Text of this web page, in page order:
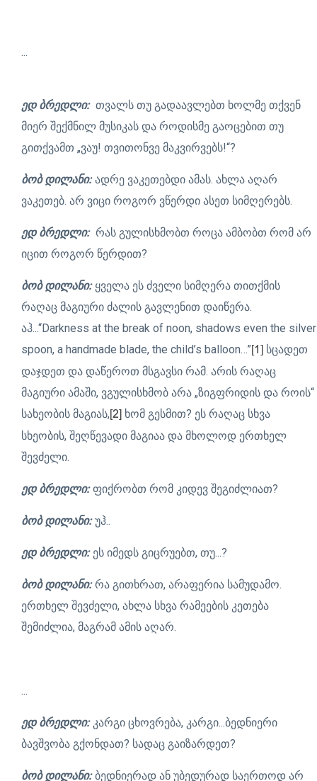
...
ედ ბრედლი:თვალს თუ გადაავლებთ ხოლმე თქვენ
მიერ შექმნილ მუსიკას და როდისმე გაოცებით თუ
გითქვამთ „ვაუ! თვითონვე მაკვირვებს!“?
ბობ დილანი:ადრე ვაკეთებდი ამას. ახლა აღარ
ვაკეთებ. არ ვიცი როგორ ვწერდი ასეთ სიმღერებს.
ედ ბრედლი:რას გულისხმობთ როცა ამბობთ რომ არ
იცით როგორ წერდით?
ბობ დილანი:ყველა ეს ძველი სიმღერა თითქმის
რაღაც მაგიური ძალის გავლენით დაიწერა.
აჰ...“Darkness at the break of noon, shadows even the silver
spoon, a handmade blade, the child’s balloon…”[1] სცადეთ
დაჯდეთ და დაწეროთ მსგავსი რამ. არის რაღაც
მაგიური ამაში, ვგულისხმობ არა „ზიგფრიდის და როის“
სახეობის მაგიას,[2] ხომ გესმით? ეს რაღაც სხვა
სხეობის, შეღწევადი მაგიაა და მხოლოდ ერთხელ
შევძელი.
ედ ბრედლი:ფიქრობთ რომ კიდევ შეგიძლიათ?
ბობ დილანი:უჰ..
ედ ბრედლი:ეს იმედს გიცრუებთ, თუ...?
ბობ დილანი:რა გითხრათ, არაფერია სამუდამო.
ერთხელ შევძელი, ახლა სხვა რამეების კეთება
შემიძლია, მაგრამ ამის აღარ.
...
ედ ბრედლი:კარგი ცხოვრება, კარგი...ბედნიერი
ბავშვობა გქონდათ? სადაც გაიზარდეთ?
ბობ დილანი:ბედნიერად ან უბედურად საერთოდ არ